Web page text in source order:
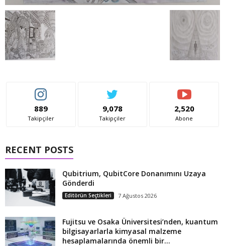
889
Takipçiler
9,078
Takipçiler
2,520
Abone
RECENT POSTS
Qubitrium, QubitCore Donanımını Uzaya
Gönderdi
Editörün Seçtikleri 7 Ağustos 2026
Fujitsu ve Osaka Üniversitesi’nden, kuantum
bilgisayarlarla kimyasal malzeme
hesaplamalarında önemli bir...